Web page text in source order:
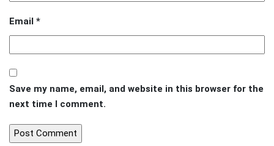
Email *
Save my name, email, and website in this browser for the
next time I comment.